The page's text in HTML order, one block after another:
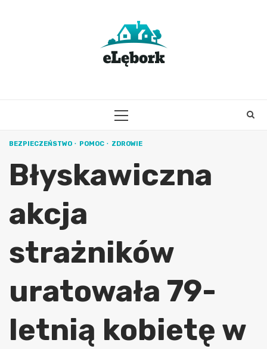
PRIMARY
BEZPIECZEŃSTWO POMOC ZDROWIE
Błyskawiczna
akcja
strażników
uratowała 79-
letnią kobietę w